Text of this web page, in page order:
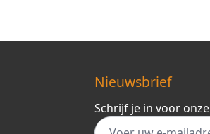
Nieuwsbrief
Schrijf je in voor
E-mail adres